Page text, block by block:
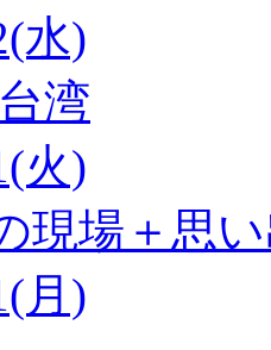
水)
湾
火)
現場＋思
月)